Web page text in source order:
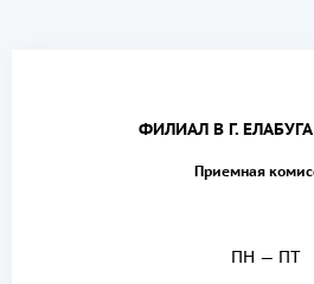
ФИЛИАЛ В Г.
Приемная
ПН — ПТ